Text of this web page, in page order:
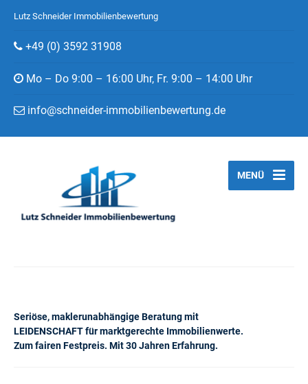
Lutz Schneider Immobilienbewertung
+49 (0) 3592 31908
Mo – Do 9:00 – 16:00 Uhr, Fr. 9:00 – 14:00 Uhr
info@schneider-immobilienbewertung.de
Seriöse, maklerunabhängige Beratung mit
LEIDENSCHAFT für marktgerechte Immobilienwerte.
Zum fairen Festpreis. Mit 30 Jahren Erfahrung.
MENÜ